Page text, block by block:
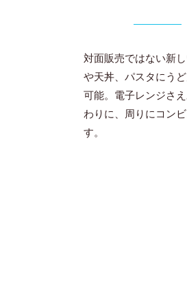
対面販売ではない新
や天丼、パスタにう
可能。電子レンジさ
わりに、周りにコン
す。